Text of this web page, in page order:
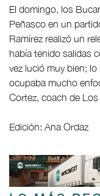
El domingo, los
Peñasco en un
Ramírez realizó un
había tenido salidas
vez lució muy bien;
ocupaba mucho
Cortez, coach de
Edición: Ana Ordaz